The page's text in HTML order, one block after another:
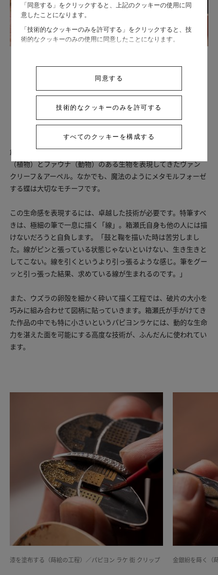
生き生きとした表現を叶える、卓
越した技術
創業時から豊かな自然にインスピレーションを得て、フローラ
（植物）とファウナ（動物）のある生物を表現してきたヴァン
クリーフ＆アーペル。なかでも、魔法のようにメタモルフォーゼ
する蝶は大切なモチーフです。
この生命感を表現するには、卓越した技術が必要です。特筆すべ
きは、極細の筆で一息に描く「線」。箱瀬氏自身も他の人には描
けないだろうと自負します。「鼓と鞠を描いた時は苦労しまし
た。線がピンと張っている状態じゃないといけない、生き生きと
してこない。線を引くというより引っ張るような感じ。筆をグー
ッと引っ張った結果、求めている線が生まれるのです。」
また、ウズラの卵殻を細かく砕いて描く工程では、破片の大小を
巧みに組み合わせて図柄に貼っていきます。箱瀬氏が手がけてき
た作品の中でも特に小さいというパピヨンラケには、動的な生命
力を湛えた面を可能にする高度な技術が、ふんだんに使われてい
ます。
漆を塗布する（蒔絵の工程）／パピヨン ラケ 街 クリップ 金銀紛を蒔く（
「同意する」をクリックすると、上記のクッキーの使用に同
意したことになります。
「技術的なクッキーのみを許可する」をクリックすると、技
術的なクッキーのみの使用に同意したことになります。
同意する
技術的なクッキーのみを許可する
すべてのクッキーを構成する